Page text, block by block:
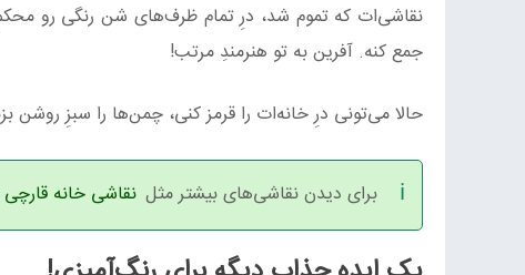
نقاشی‌ات که تموم شد، درِ تمام ظرف‌های شن رنگی رو محکم
جمع کنه. آفرین به تو هنرمندِ مرتب!
حالا می‌تونی درِ خانه‌ات را قرمز کنی، چمن‌ها را سبزِ روشن
برای دیدن نقاشی‌های بیشتر مثل نقاشی خانه